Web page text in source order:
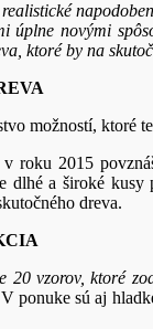
úplne novými
ktoré by na
možností, ktoré
roku 2015
dlhé a široké
dreva.
20 vzorov, ktoré
V ponuke sú aj